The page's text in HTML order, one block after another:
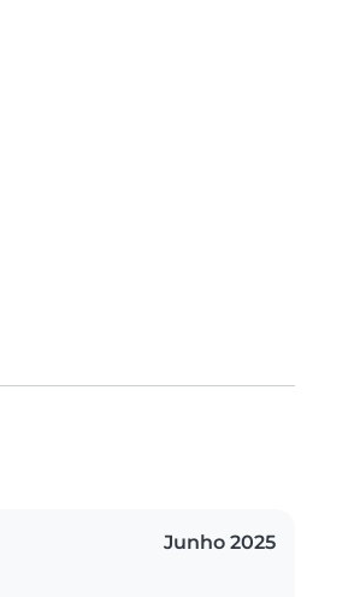
Junho 2025